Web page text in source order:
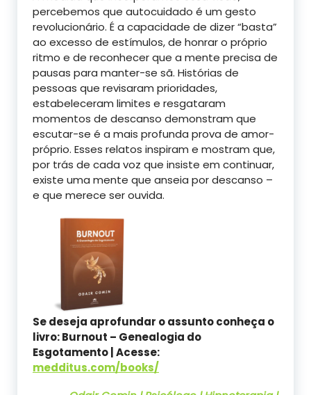
percebemos que autocuidado é um gesto
revolucionário. É a capacidade de dizer “basta”
ao excesso de estímulos, de honrar o próprio
ritmo e de reconhecer que a mente precisa de
pausas para manter-se sã. Histórias de
pessoas que revisaram prioridades,
estabeleceram limites e resgataram
momentos de descanso demonstram que
escutar-se é a mais profunda prova de amor-
próprio. Esses relatos inspiram e mostram que,
por trás de cada voz que insiste em continuar,
existe uma mente que anseia por descanso –
e que merece ser ouvida.
Se deseja aprofundar o assunto conheça o
livro: Burnout – Genealogia do
Esgotamento | Acesse:
medditus.com/books/